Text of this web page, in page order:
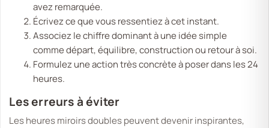
avez remarquée.
Écrivez ce que vous ressentiez à cet instant.
Associez le chiffre dominant à une idée simple
comme départ, équilibre, construction ou retour à soi.
Formulez une action très concrète à poser dans les 24
heures.
Les erreurs à éviter
Les heures miroirs doubles peuvent devenir inspirantes,